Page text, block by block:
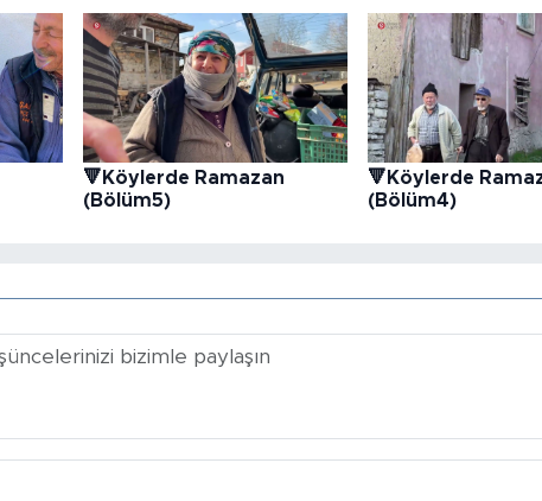
🔻Köylerde Ramazan
(Bölüm5)
🔻Köylerde
(Bölüm4)